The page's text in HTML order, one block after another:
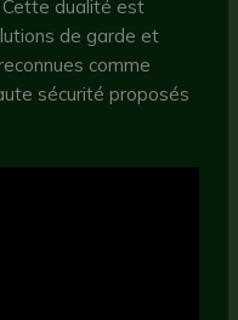
Cette dualité est
de garde et
comme
sécurité proposés